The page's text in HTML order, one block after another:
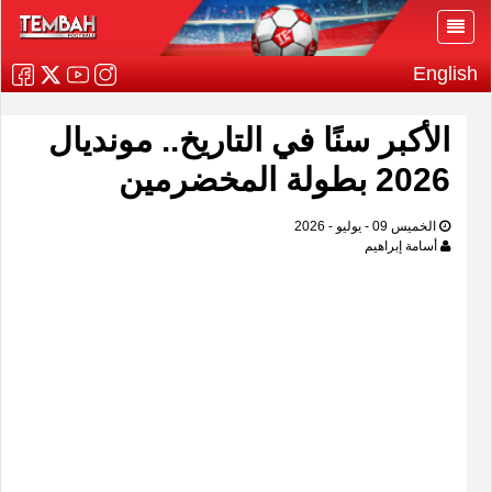
English
الأكبر سنًا في التاريخ.. مونديال
2026 بطولة المخضرمين
الخميس 09 - يوليو - 2026
أسامة إبراهيم